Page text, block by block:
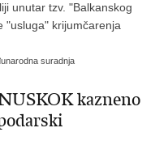
unutar tzv. "Balkanskog
"usluga" krijumčarenja
suradnja
kazneno